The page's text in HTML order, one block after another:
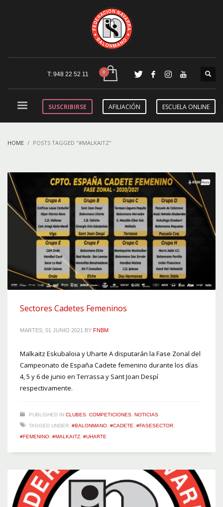
T: 948 22 52 11
SUSCRIBIRSE AFILIACIÓN ESCUELA ONLINE
HOME POSTS TAGGED "#MALKAITZ"
Sectores Cadetes Femeninos
MARTES, 01 JUNIO 2021 BY FNBM
Malkaitz Eskubaloia y Uharte A disputarán la Fase Zonal del
Campeonato de España Cadete femenino durante los días
4, 5 y 6 de junio en Terrassa y Sant Joan Despí
respectivamente.
PUBLISHED IN CLUBES COMPETICIONES NOTICIAS
TAGGED UNDER: #BALONMANO #CADETE #FASESECTOR
#FEMENINO #MALKAITZ #UHARTE